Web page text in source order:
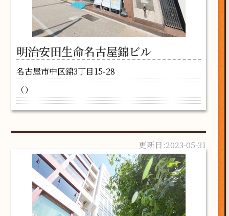
明治安田生命名古屋錦ビル
名古屋市中区錦3丁目15-28
（）
2023-05-31